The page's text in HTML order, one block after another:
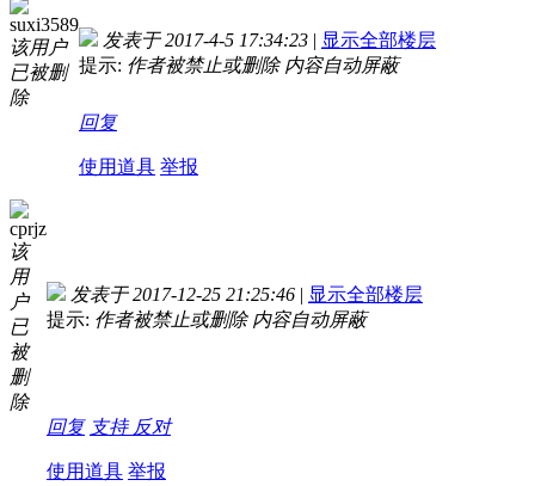
suxi3589
该用户
已被删
除
发表于 2017-4-5 17:34:23 | 显示全部楼层
提示: 作者被禁止或删除 内容自动屏蔽
回复
使用道具 举报
cprjz
该
用
户
已
被
删
除
发表于 2017-12-25 21:25:46 | 显示全部楼层
提示: 作者被禁止或删除 内容自动屏蔽
回复 支持 反对
使用道具 举报